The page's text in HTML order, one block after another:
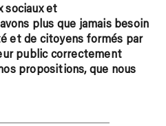
sociaux et
plus que jamais besoin
et de citoyens formés par
public correctement
propositions, que nous